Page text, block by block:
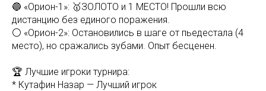
🔵 «Орион-1»: 🥇ЗОЛОТО и 1 МЕСТО! Прошли всю
дистанцию без единого поражения.
⚪️ «Орион-2»: Остановились в шаге от пьедестала (4
место), но сражались зубами. Опыт бесценен.
🏆 Лучшие игроки турнира:
* Кутафин Назар — Лучший игрок